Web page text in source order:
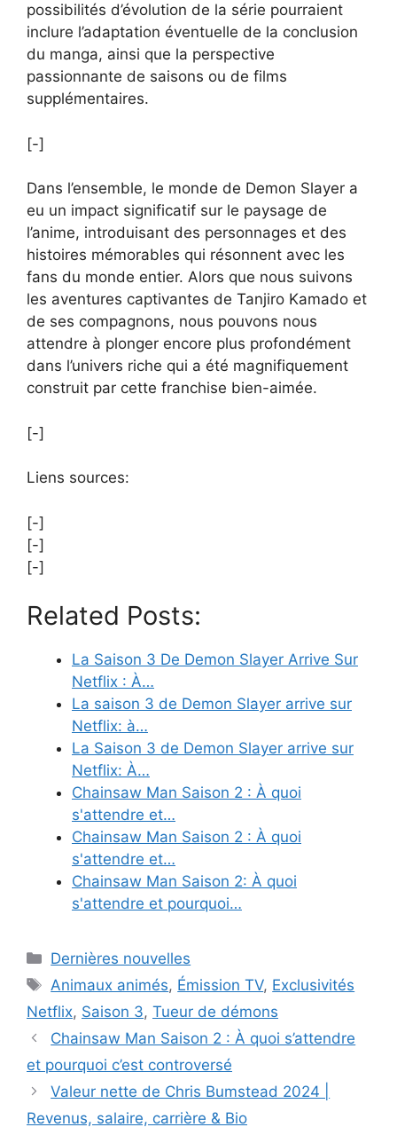
possibilités d’évolution de la série pourraient
inclure l’adaptation éventuelle de la conclusion
du manga, ainsi que la perspective
passionnante de saisons ou de films
supplémentaires.
[-]
Dans l’ensemble, le monde de Demon Slayer a
eu un impact significatif sur le paysage de
l’anime, introduisant des personnages et des
histoires mémorables qui résonnent avec les
fans du monde entier. Alors que nous suivons
les aventures captivantes de Tanjiro Kamado et
de ses compagnons, nous pouvons nous
attendre à plonger encore plus profondément
dans l’univers riche qui a été magnifiquement
construit par cette franchise bien-aimée.
[-]
Liens sources:
[-]
[-]
[-]
Related Posts:
La Saison 3 De Demon Slayer Arrive Sur
Netflix : À…
La saison 3 de Demon Slayer arrive sur
Netflix: à…
La Saison 3 de Demon Slayer arrive sur
Netflix: À…
Chainsaw Man Saison 2 : À quoi
s'attendre et…
Chainsaw Man Saison 2 : À quoi
s'attendre et…
Chainsaw Man Saison 2: À quoi
s'attendre et pourquoi…
Categories
Dernières nouvelles
Tags
Animaux animés, Émission TV, Exclusivités
Netflix, Saison 3, Tueur de démons
Chainsaw Man Saison 2 : À quoi s’attendre
et pourquoi c’est controversé
Valeur nette de Chris Bumstead 2024 |
Revenus, salaire, carrière & Bio